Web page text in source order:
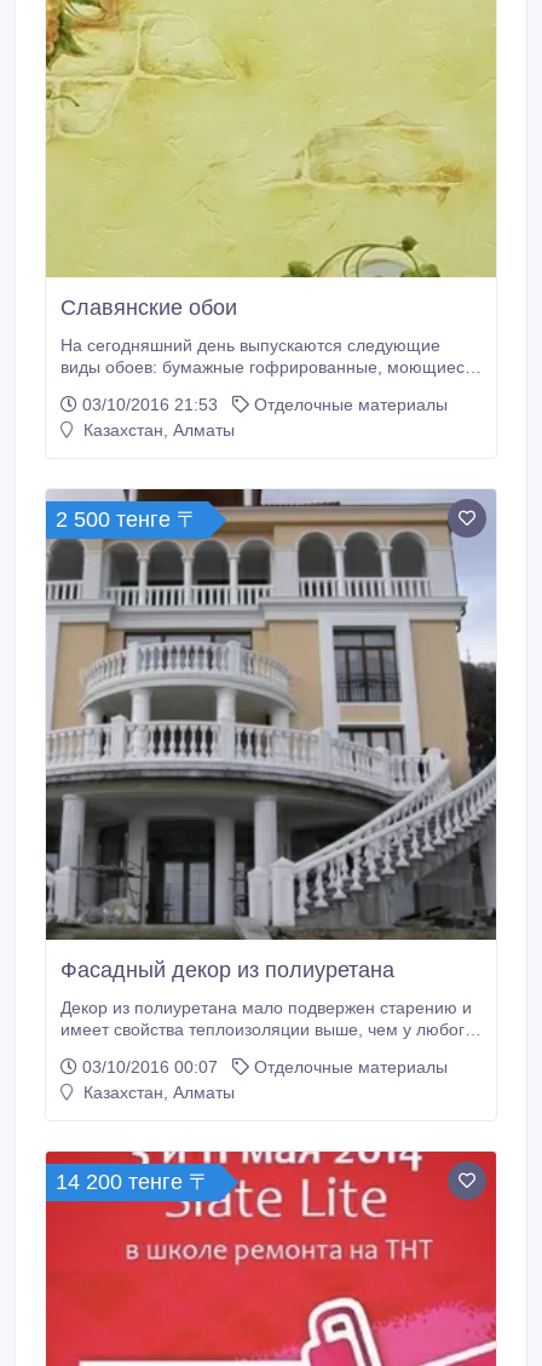
Славянские обои
На сегодняшний день выпускаются следующие
виды обоев: бумажные гофрированные, моющиеся,
флизелиновой основе. Если Вы хотите украсить
Ваши стены, то интернет магазин "oboi.kz" рад
лучшие коллекции обоев от именитых
производителей.
03/10/2016 21:53
Отделочные материалы
Казахстан, Алматы
2 500 тенге 〒
Фасадный декор из полиуретана
Декор из полиуретана мало подвержен старению и
имеет свойства теплоизоляции выше, чем у любого
стойкость к воздействию окружающей среды,
позволяет использовать материал в качестве
03/10/2016 00:07
Отделочные материалы
Казахстан, Алматы
14 200 тенге 〒